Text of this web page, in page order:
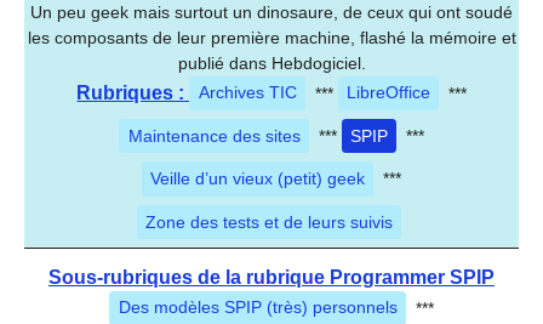
Un peu geek mais surtout un dinosaure, de ceux qui ont soudé
les composants de leur première machine, flashé la mémoire et
publié dans Hebdogiciel.
Rubriques : Archives TIC *** LibreOffice ***
Maintenance des sites *** SPIP ***
Veille d’un vieux (petit) geek ***
Zone des tests et de leurs suivis
Sous-rubriques de la rubrique Programmer SPIP
Des modèles SPIP (très) personnels ***